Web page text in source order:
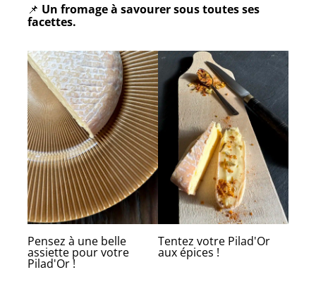
📌 Un fromage à savourer sous toutes ses
facettes.
Pensez à une belle
assiette pour votre
Pilad'Or !
Tentez votre Pilad'Or
aux épices !